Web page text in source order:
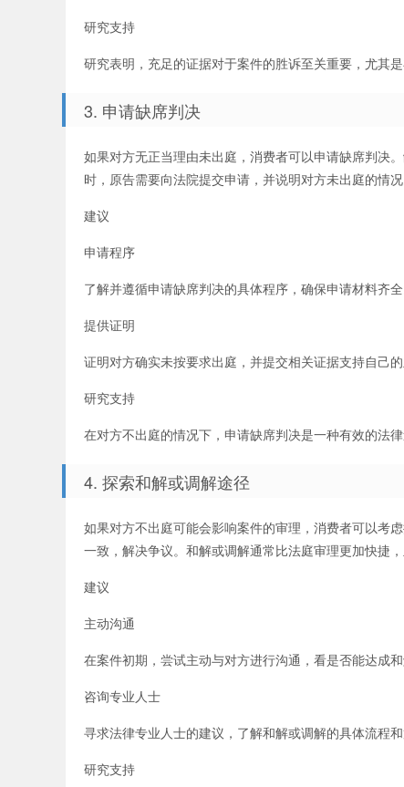
研究支持
研究表明，充足的证据对于案件的胜诉至关重要，尤其
3. 申请缺席判决
如果对方无正当理由未出庭，消费者可以申请缺席判决
时，原告需要向法院提交申请，并说明对方未出庭的情况
建议
申请程序
了解并遵循申请缺席判决的具体程序，确保申请材料齐全
提供证明
证明对方确实未按要求出庭，并提交相关证据支持自己的
研究支持
在对方不出庭的情况下，申请缺席判决是一种有效的法
4. 探索和解或调解途径
如果对方不出庭可能会影响案件的审理，消费者可以考
一致，解决争议。和解或调解通常比法庭审理更加快捷，
建议
主动沟通
在案件初期，尝试主动与对方进行沟通，看是否能达成和
咨询专业人士
寻求法律专业人士的建议，了解和解或调解的具体流程和
研究支持